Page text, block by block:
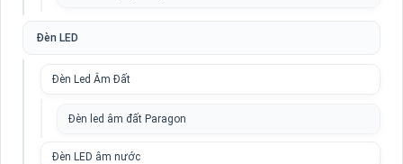
Đèn LED
Đèn Led Âm Đất
Đèn led âm đất Paragon
Đèn LED âm nước